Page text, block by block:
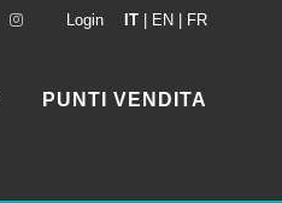
Login IT EN FR
PUNTI VENDITA